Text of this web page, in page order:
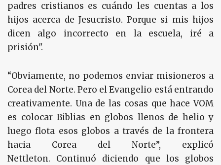
padres cristianos es cuándo les cuentas a los
hijos acerca de Jesucristo. Porque si mis hijos
dicen algo incorrecto en la escuela, iré a
prisión".
“Obviamente, no podemos enviar misioneros a
Corea del Norte. Pero el Evangelio está entrando
creativamente. Una de las cosas que hace VOM
es colocar Biblias en globos llenos de helio y
luego flota esos globos a través de la frontera
hacia Corea del Norte”, explicó
Nettleton. Continuó diciendo que los globos